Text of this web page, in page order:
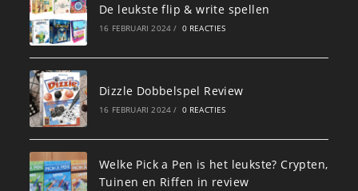
De leukste flip & write spellen
16 FEBRUARI 2024 / 0 REACTIES
Dizzle Dobbelspel Review
16 FEBRUARI 2024 / 0 REACTIES
Welke Pick a Pen is het leukste? Crypten,
Tuinen en Riffen in review